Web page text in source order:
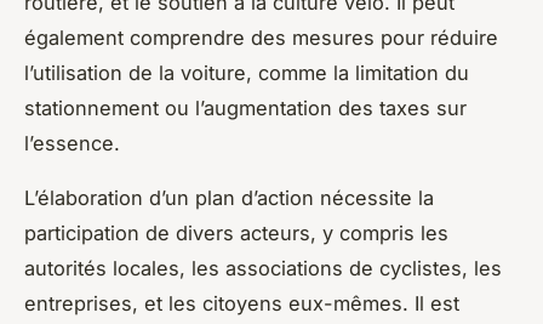
également comprendre des mesures pour réduire
l’utilisation de la voiture, comme la limitation du
stationnement ou l’augmentation des taxes sur
l’essence.
L’élaboration d’un plan d’action nécessite la
participation de divers acteurs, y compris les
autorités locales, les associations de cyclistes, les
entreprises, et les citoyens eux-mêmes. Il est